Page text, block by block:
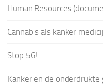
Human Resources
Cannabis als kanker
Stop 5G!
Kanker en de